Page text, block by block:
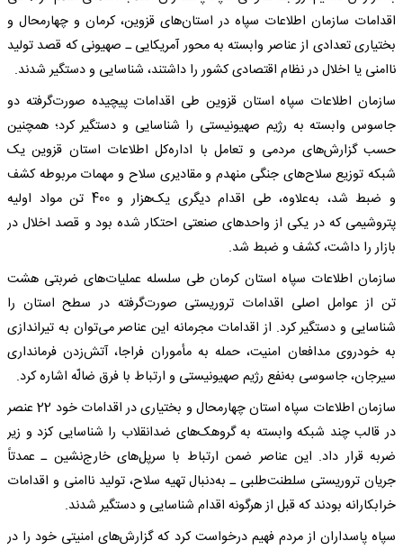
اقدامات سازمان اطلاعات سپاه در استان‌های قزوین، کرمان و چهارمحال و
بختیاری تعدادی از عناصر وابسته به محور آمریکایی ـ صهیونی که قصد تولید
ناامنی یا اخلال در نظام اقتصادی کشور را داشتند، شناسایی و دستگیر شدند.
سازمان اطلاعات سپاه استان قزوین طی اقدامات پیچیده صورت‌گرفته دو
جاسوس وابسته به رژیم صهیونیستی را شناسایی و دستگیر کرد؛ همچنین
حسب گزارش‌های مردمی و تعامل با اداره‌کل اطلاعات استان قزوین یک
شبکه توزیع سلاح‌های جنگی منهدم و مقادیری سلاح و مهمات مربوطه کشف
و ضبط شد، به‌علاوه، طی اقدام دیگری یک‌هزار و 400 تن مواد اولیه
پتروشیمی که در یکی از واحد‌های صنعتی احتکار شده بود و قصد اخلال در
بازار را داشت، کشف و ضبط شد.
سازمان اطلاعات سپاه استان کرمان طی سلسله عملیات‌های ضربتی هشت
تن از عوامل اصلی اقدامات تروریستی صورت‌گرفته در سطح استان را
شناسایی و دستگیر کرد. از اقدامات مجرمانه این عناصر می‌توان به تیراندازی
به خودروی مدافعان امنیت، حمله به مأموران فراجا، آتش‌زدن فرمانداری
سیرجان، جاسوسی به‌نفع رژیم صهیونیستی و ارتباط با فرق ضالّه اشاره کرد.
سازمان اطلاعات سپاه استان چهارمحال و بختیاری در اقدامات خود 22 عنصر
در قالب چند شبکه وابسته به گروهک‌های ضدانقلاب را شناسایی کزد و زیر
ضربه قرار داد. این عناصر ضمن ارتباط با سرپل‌های خارج‌نشین ـ عمدتاً
جریان تروریستی سلطنت‌طلبی ـ به‌دنبال تهیه سلاح، تولید ناامنی و اقدامات
خرابکارانه بودند که قبل از هرگونه اقدام شناسایی و دستگیر شدند.
سپاه پاسداران از مردم فهیم درخواست کرد که گزارش‌های امنیتی خود را در